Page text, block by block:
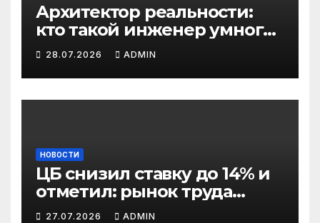
Архитектор реальности:
кто такой инженер умного
дома и почему эта
профессия скоро станет
важнее профессии
риелтора
28.07.2026 ADMIN
НОВОСТИ
ЦБ снизил ставку до 14% и
отметил: рынок труда
постепенно остывает
27.07.2026 ADMIN